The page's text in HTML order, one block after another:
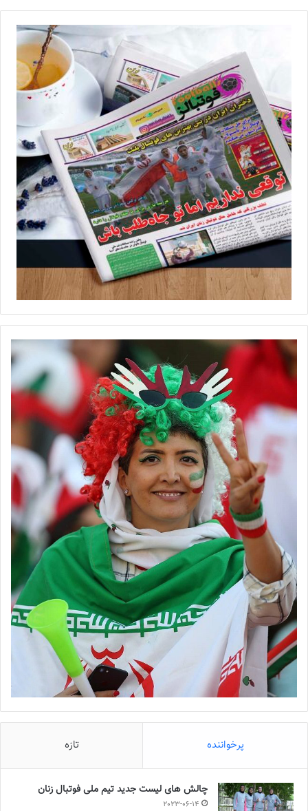
پرخواننده تازه
چالش هاى ليست جدید تيم ملى فوتبال زنان
2023-06-14